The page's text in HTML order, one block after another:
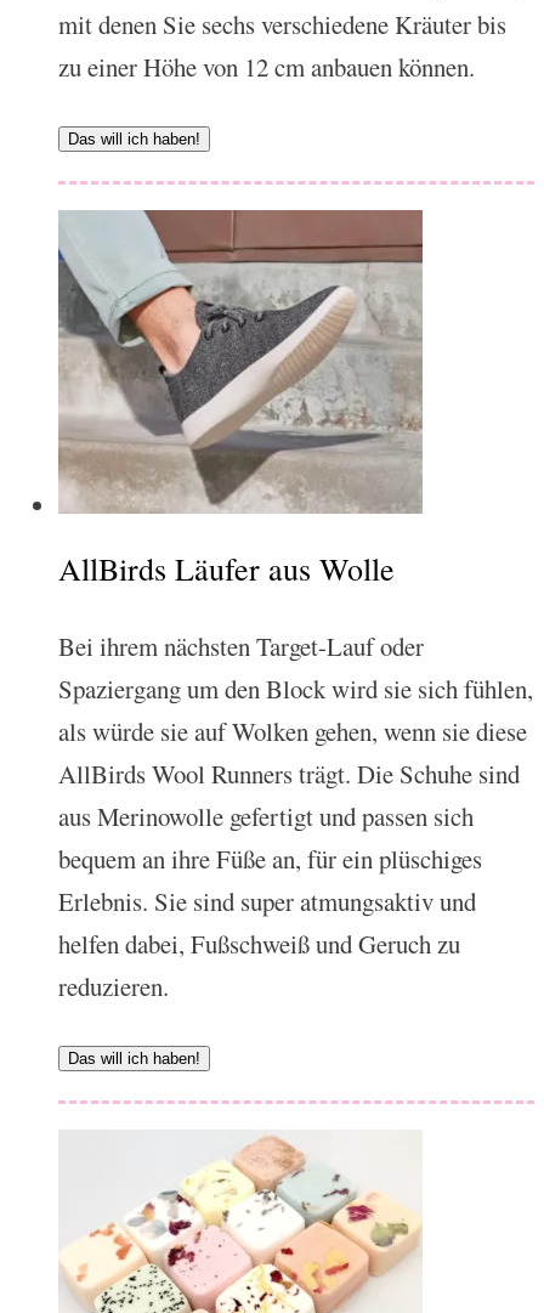
mit denen Sie sechs verschiedene Kräuter bis
zu einer Höhe von 12 cm anbauen können.
Das will ich haben!
AllBirds Läufer aus Wolle
Bei ihrem nächsten Target-Lauf oder
Spaziergang um den Block wird sie sich fühlen,
als würde sie auf Wolken gehen, wenn sie diese
AllBirds Wool Runners trägt. Die Schuhe sind
aus Merinowolle gefertigt und passen sich
bequem an ihre Füße an, für ein plüschiges
Erlebnis. Sie sind super atmungsaktiv und
helfen dabei, Fußschweiß und Geruch zu
reduzieren.
Das will ich haben!